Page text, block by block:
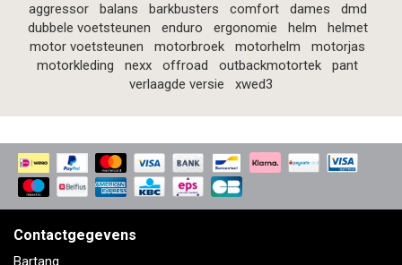
aggressor
balans barkbusters comfort dames
dmd
dubbele voetsteunen
enduro ergonomie helm
helmet
motor voetsteunen
motorbroek motorhelm
motorjas
motorkleding
nexx offroad outbackmotortek
pant
verlaagde versie
xwed3
Contactgegevens
Bartang